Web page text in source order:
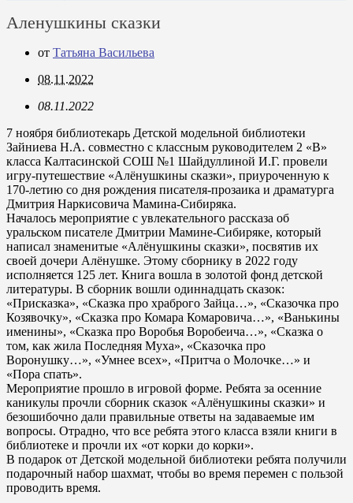
Аленушкины сказки
от Татьяна Васильева
08.11.2022
08.11.2022
7 ноября библиотекарь Детской модельной библиотеки
Зайниева Н.А. совместно с классным руководителем 2 «В»
класса Калтасинской СОШ №1 Шайдуллиной И.Г. провели
игру-путешествие «Алёнушкины сказки», приуроченную к
170-летию со дня рождения писателя-прозаика и драматурга
Дмитрия Наркисовича Мамина-Сибиряка.
Началось мероприятие с увлекательного рассказа об
уральском писателе Дмитрии Мамине-Сибиряке, который
написал знаменитые «Алёнушкины сказки», посвятив их
своей дочери Алёнушке. Этому сборнику в 2022 году
исполняется 125 лет. Книга вошла в золотой фонд детской
литературы. В сборник вошли одиннадцать сказок:
«Присказка», «Сказка про храброго Зайца…», «Сказочка про
Козявочку», «Сказка про Комара Комаровича…», «Ванькины
именины», «Сказка про Воробья Воробеича…», «Сказка о
том, как жила Последняя Муха», «Сказочка про
Воронушку…», «Умнее всех», «Притча о Молочке…» и
«Пора спать».
Мероприятие прошло в игровой форме. Ребята за осенние
каникулы прочли сборник сказок «Алёнушкины сказки» и
безошибочно дали правильные ответы на задаваемые им
вопросы. Отрадно, что все ребята этого класса взяли книги в
библиотеке и прочли их «от корки до корки».
В подарок от Детской модельной библиотеки ребята получили
подарочный набор шахмат, чтобы во время перемен с пользой
проводить время.